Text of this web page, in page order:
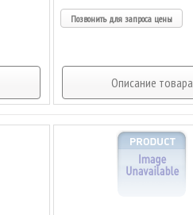
Позвонить для запроса цены
Описание товара